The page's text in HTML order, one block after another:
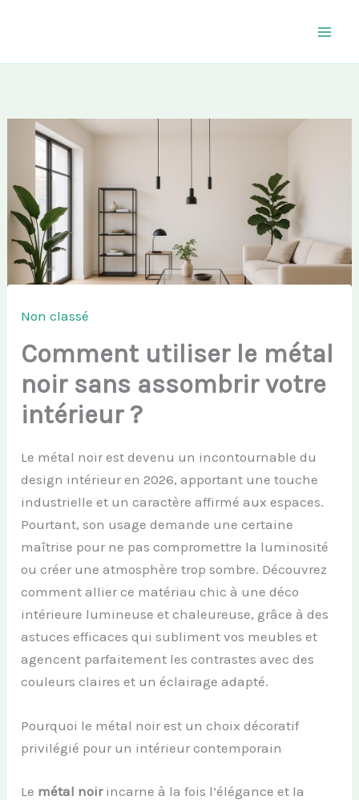
Non classé
Comment utiliser le métal
noir sans assombrir votre
intérieur ?
Le métal noir est devenu un incontournable du
design intérieur en 2026, apportant une touche
industrielle et un caractère affirmé aux espaces.
Pourtant, son usage demande une certaine
maîtrise pour ne pas compromettre la luminosité
ou créer une atmosphère trop sombre. Découvrez
comment allier ce matériau chic à une déco
intérieure lumineuse et chaleureuse, grâce à des
astuces efficaces qui subliment vos meubles et
agencent parfaitement les contrastes avec des
couleurs claires et un éclairage adapté.
Pourquoi le métal noir est un choix décoratif
privilégié pour un intérieur contemporain
Le métal noirincarne à la fois l’élégance et la